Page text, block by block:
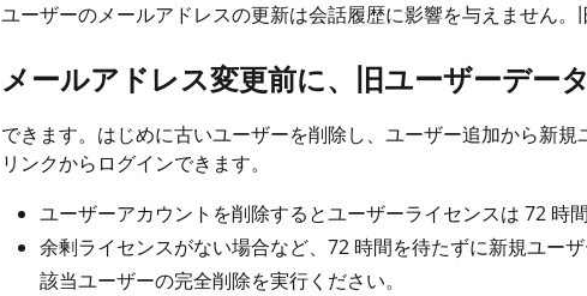
ユーザーのメールアドレスの更新は会話履歴に影響を与えません。
メールアドレス変更前に、旧ユーザーデー
できます。はじめに古いユーザーを削除し、ユーザー追加から新
リンクからログインできます。
ユーザーアカウントを削除するとユーザーライセンスは 72 時間
余剰ライセンスがない場合など、72 時間を待たずに新規ユー
該当ユーザーの完全削除を実行ください。